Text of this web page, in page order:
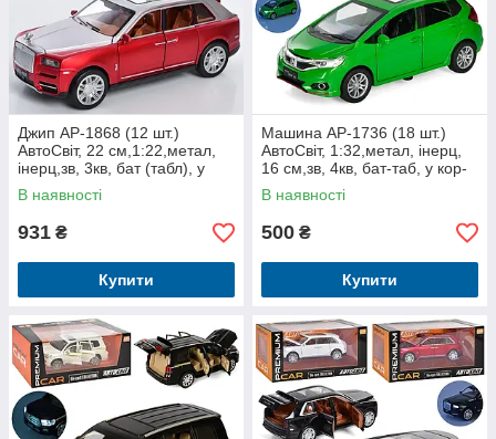
Джип AP-1868 (12 шт.)
АвтоСвіт, 22 см,1:22,метал,
інерц,зв, 3кв, бат (табл), у
кор-ке, 29-15-14,5 см
В наявності
931 ₴
Купити
Машина AP-1736 (18 шт.)
АвтоСвіт, 1:32,метал, інерц,
16 см,зв, 4кв, бат-таб, у кор-
ку, 19,5-10-9,5 см
В наявності
500 ₴
Купити